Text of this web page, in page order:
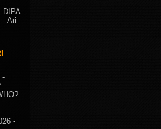
DIPA
- Ari
-
-